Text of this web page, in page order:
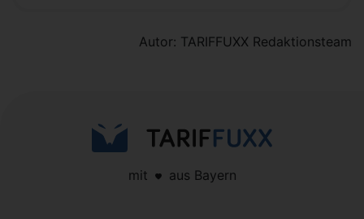
Autor: TARIFFUXX Redaktionsteam
mit aus Bayern